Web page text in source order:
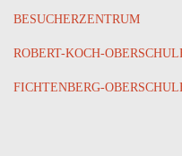
BESUCHERZENTRUM
ROBERT-KOCH-
FICHTENBERG-